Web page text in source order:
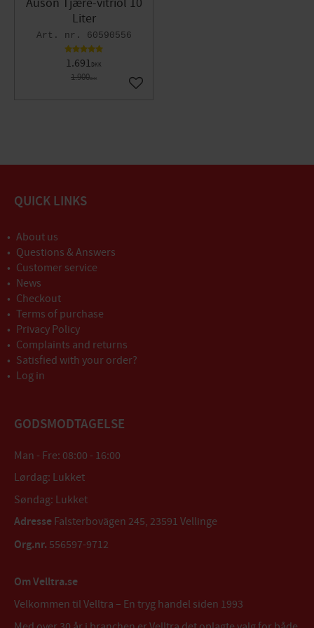
Liter
60590556
1.691DKK
1.900DKK
Gem som favorit
QUICK LINKS
About us
Questions & Answers
Customer service
News
Checkout
Terms of purchase
Privacy Policy
Complaints and returns
Satisfied with your order?
Log in
GODSMODTAGELSE
Man - Fre: 08:00 - 16:00
Lørdag: Lukket
Søndag: Lukket
Adresse Falsterbovägen 245, 23591 Vellinge
Org.nr. 556597-9712
Om Velltra.se
Velkommen til Velltra – En tryg handel siden 1993